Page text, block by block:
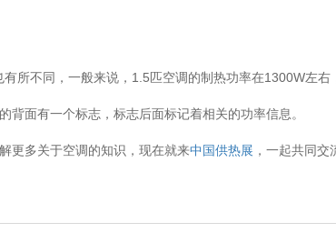
不同，一般来说，1.5匹空调的制热功率在1300W左右
面有一个标志，标志后面标记着相关的功率信息。
多关于空调的知识，现在就来中国供热展 ，一起共同交